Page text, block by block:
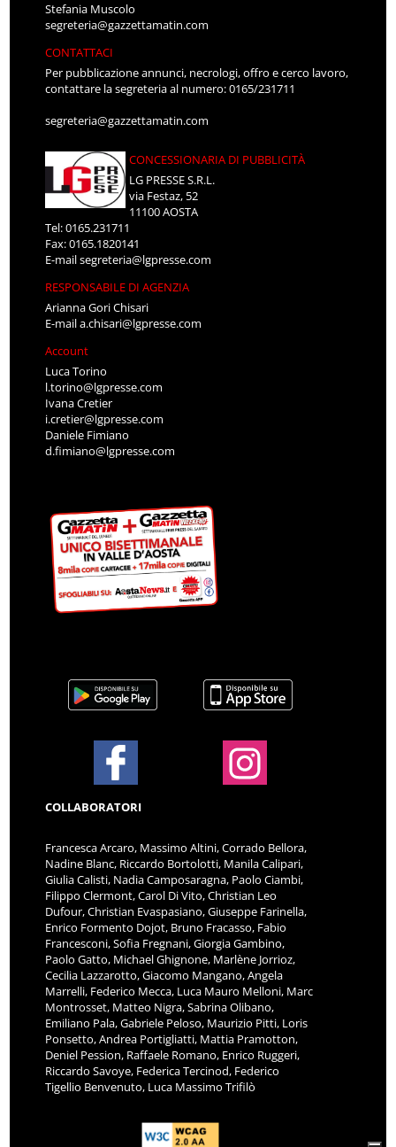
Stefania Muscolo
segreteria@gazzettamatin.com
CONTATTACI
Per pubblicazione annunci, necrologi, offro e cerco lavoro,
contattare la segreteria al numero: 0165/231711
segreteria@gazzettamatin.com
CONCESSIONARIA DI PUBBLICITÀ
LG PRESSE S.R.L.
via Festaz, 52
11100 AOSTA
Tel: 0165.231711
Fax: 0165.1820141
E-mailsegreteria@lgpresse.com
RESPONSABILE DI AGENZIA
Arianna Gori Chisari
E-maila.chisari@lgpresse.com
Account
Luca Torino
l.torino@lgpresse.com
Ivana Cretier
i.cretier@lgpresse.com
Daniele Fimiano
d.fimiano@lgpresse.com
COLLABORATORI
Francesca Arcaro, Massimo Altini, Corrado Bellora,
Nadine Blanc, Riccardo Bortolotti, Manila Calipari,
Giulia Calisti, Nadia Camposaragna, Paolo Ciambi,
Filippo Clermont, Carol Di Vito, Christian Leo
Dufour, Christian Evaspasiano, Giuseppe Farinella,
Enrico Formento Dojot, Bruno Fracasso, Fabio
Francesconi, Sofia Fregnani, Giorgia Gambino,
Paolo Gatto, Michael Ghignone, Marlène Jorrioz,
Cecilia Lazzarotto, Giacomo Mangano, Angela
Marrelli, Federico Mecca, Luca Mauro Melloni, Marc
Montrosset, Matteo Nigra, Sabrina Olibano,
Emiliano Pala, Gabriele Peloso, Maurizio Pitti, Loris
Ponsetto, Andrea Portigliatti, Mattia Pramotton,
Deniel Pession, Raffaele Romano, Enrico Ruggeri,
Riccardo Savoye, Federica Tercinod, Federico
Tigellio Benvenuto, Luca Massimo Trifilò